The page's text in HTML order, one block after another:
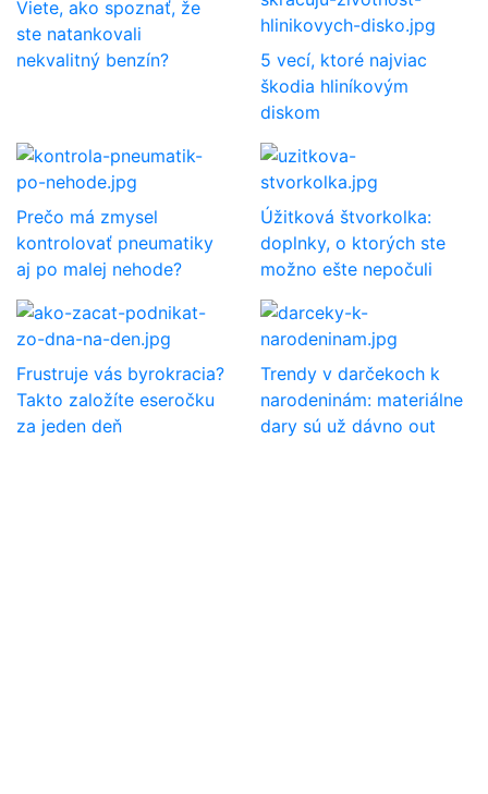
Viete, ako spoznať, že
ste natankovali
nekvalitný benzín?
5 vecí, ktoré najviac
škodia hliníkovým
diskom
Prečo má zmysel
kontrolovať pneumatiky
aj po malej nehode?
Úžitková štvorkolka:
doplnky, o ktorých ste
možno ešte nepočuli
Frustruje vás byrokracia?
Takto založíte eseročku
za jeden deň
Trendy v darčekoch k
narodeninám: materiálne
dary sú už dávno out